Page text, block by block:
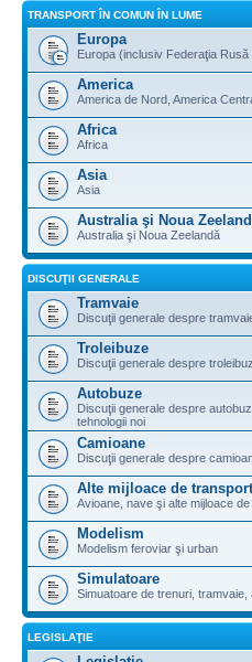
TRANSPORT ÎN COMUN ÎN LUME
Europa
Europa (inclusiv Federaţia Rusă
America
America de Nord, America
Africa
Africa
Asia
Asia
Australia şi Noua
Australia şi Noua Zeelandă
DISCUŢII GENERALE
Tramvaie
Discuţii generale despre
Troleibuze
Discuţii generale despre
Autobuze
Discuţii generale despre
tehnologii noi
Camioane
Discuţii generale despre
Alte mijloace de transport
Avioane, nave şi alte mijloace
Modelism
Modelism feroviar şi urban
Simulatoare
Simuatoare de trenuri, tramvaie,
LEGISLAŢIE